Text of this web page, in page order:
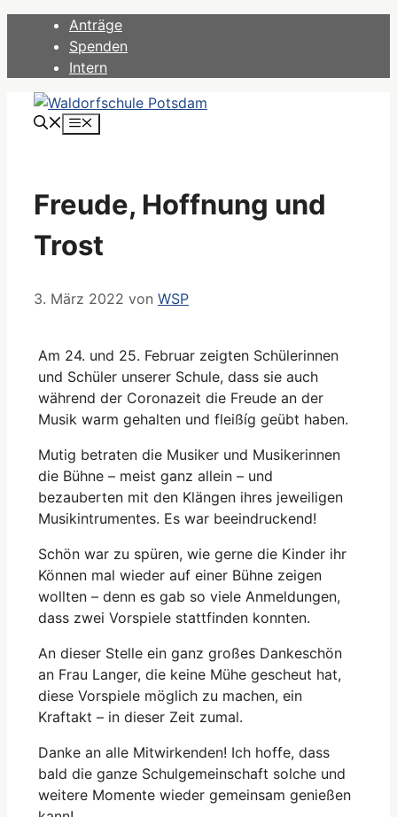
springen
Anträge
Spenden
Intern
Menü
Freude, Hoffnung und
Trost
3. März 2022 von WSP
Am 24. und 25. Februar zeigten Schülerinnen
und Schüler unserer Schule, dass sie auch
während der Coronazeit die Freude an der
Musik warm gehalten und fleißíg geübt haben.
Mutig betraten die Musiker und Musikerinnen
die Bühne – meist ganz allein – und
bezauberten mit den Klängen ihres jeweiligen
Musikintrumentes. Es war beeindruckend!
Schön war zu spüren, wie gerne die Kinder ihr
Können mal wieder auf einer Bühne zeigen
wollten – denn es gab so viele Anmeldungen,
dass zwei Vorspiele stattfinden konnten.
An dieser Stelle ein ganz großes Dankeschön
an Frau Langer, die keine Mühe gescheut hat,
diese Vorspiele möglich zu machen, ein
Kraftakt – in dieser Zeit zumal.
Danke an alle Mitwirkenden! Ich hoffe, dass
bald die ganze Schulgemeinschaft solche und
weitere Momente wieder gemeinsam genießen